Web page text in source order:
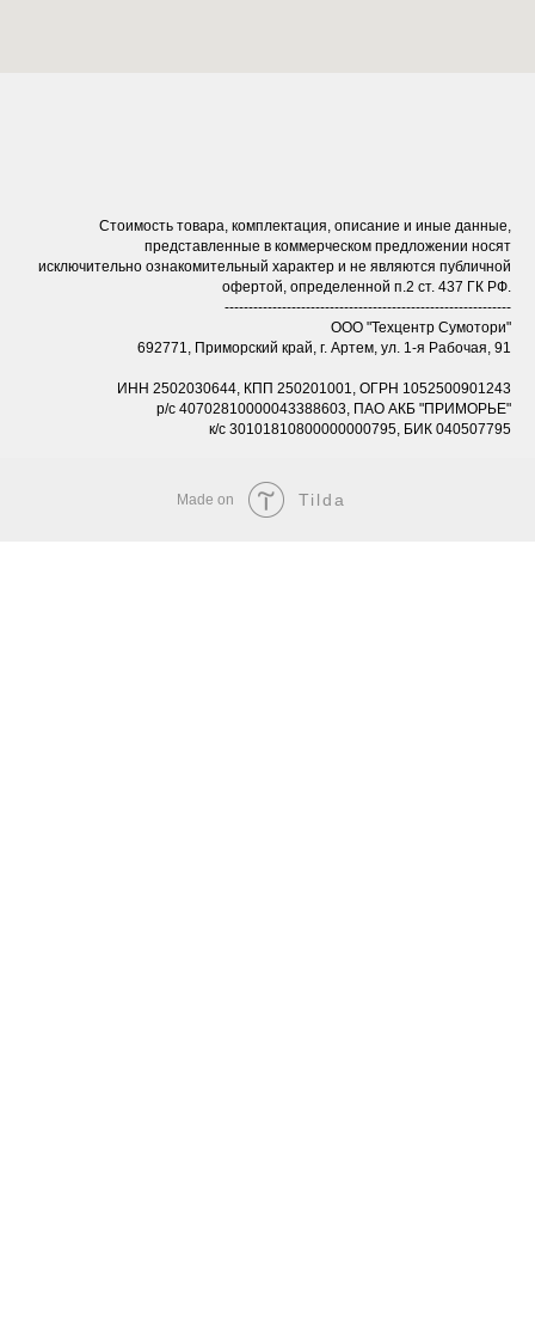
Стоимость товара, комплектация, описание и иные данные,
представленные в коммерческом предложении носят
исключительно ознакомительный характер и не являются публичной
офертой, определенной п.2 ст. 437 ГК РФ.
------------------------------------------------------------
ООО "Техцентр Сумотори"
692771, Приморский край, г. Артем, ул. 1-я Рабочая, 91
ИНН 2502030644, КПП 250201001, ОГРН 1052500901243
р/с 40702810000043388603, ПАО АКБ "ПРИМОРЬЕ"
к/с 30101810800000000795, БИК 040507795
Made on Tilda